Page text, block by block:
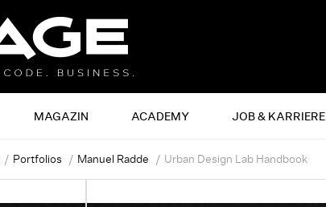
MAGAZIN ACADEMY JOB & KARRIERE
Portfolios Manuel Radde Urban Design Lab Handbook